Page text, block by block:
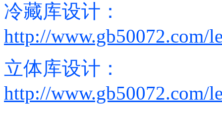
冷藏库设计：
http://www.gb50072.com/
立体库设计：
http://www.gb50072.com/